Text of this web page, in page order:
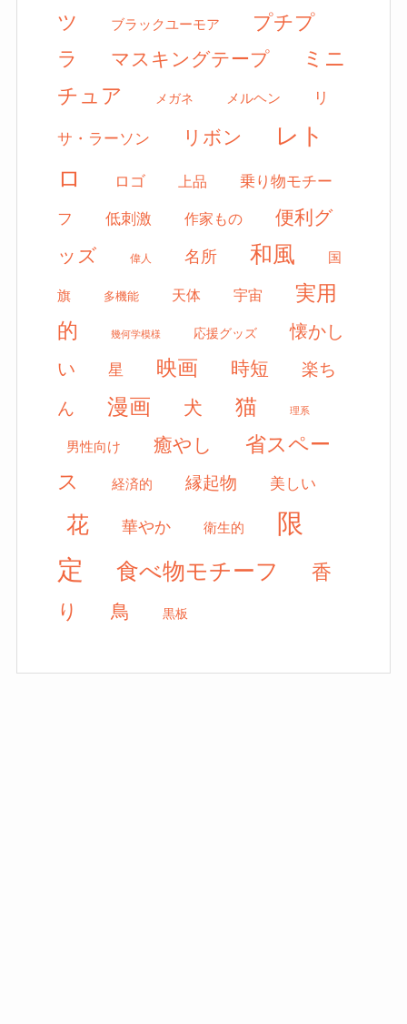
ツ
ブラックユーモア
プチプ
ラ
マスキングテープ
ミニ
チュア
メガネ メルヘン リ
サ・ラーソン リボン
レト
ロ
ロゴ 上品 乗り物モチー
フ 低刺激 作家もの
便利グ
ッズ
偉人 名所 和風 国
旗 多機能 天体 宇宙
実用
的
幾何学模様 応援グッズ
懐かし
い
星 映画 時短 楽ち
ん 漫画 犬 猫 理系
男性向け 癒やし
省スペー
ス
経済的 縁起物 美しい
花 華やか 衛生的
限
定
食べ物モチーフ
香
り
鳥 黒板